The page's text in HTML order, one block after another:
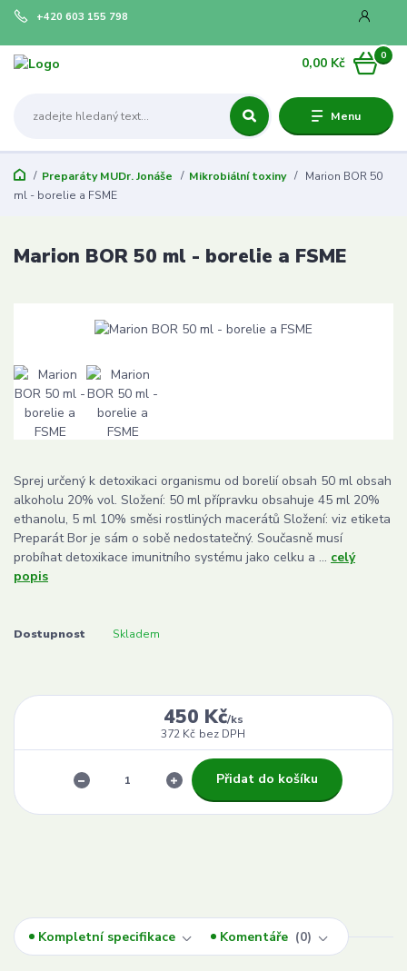
Menu
+420 603 155 798
0
0,00 Kč
Preparáty MUDr. Jonáše Mikrobiální toxiny
Marion BOR 50
ml - borelie a FSME
Marion BOR 50 ml - borelie a FSME
Sprej určený k detoxikaci organismu od borelií obsah 50 ml obsah
alkoholu 20% vol. Složení: 50 ml přípravku obsahuje 45 ml 20%
ethanolu, 5 ml 10% směsi rostliných macerátů Složení: viz etiketa
Preparát Bor je sám o sobě nedostatečný. Současně musí
probíhat detoxikace imunitního systému jako celku a ... celý
popis
Dostupnost Skladem
450 Kč/ks
372 Kč bez DPH
Přidat do košíku
Kompletní specifikace Komentáře 0